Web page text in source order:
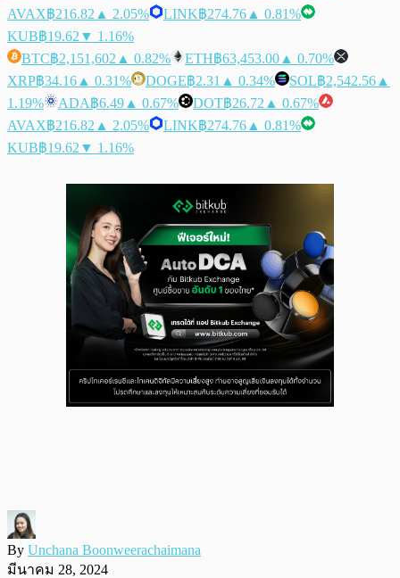
AVAX฿216.82 ▲ 2.05% LINK฿274.76 ▲ 0.81%
KUB฿19.62 ▼ 1.16%
BTC฿2,151,602 ▲ 0.82% ETH฿63,453.00 ▲ 0.70%
XRP฿34.16 ▲ 0.31% DOGE฿2.31 ▲ 0.34% SOL฿2,542.56 ▲
1.19%
ADA฿6.49 ▲ 0.67% DOT฿26.72 ▲ 0.67%
AVAX฿216.82 ▲ 2.05% LINK฿274.76 ▲ 0.81%
KUB฿19.62 ▼ 1.16%
By Unchana Boonweerachaimana
มีนาคม 28, 2024